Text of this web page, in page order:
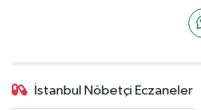
İstanbul Nöbetçi Eczaneler